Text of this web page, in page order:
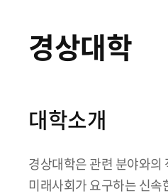
경상대학
대학소개
경상대학은 관련 분야와의
미래사회가 요구하는 신